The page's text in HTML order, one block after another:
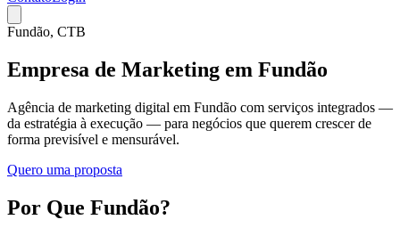
Fundão, CTB
Empresa de Marketing em Fundão
Agência de marketing digital em Fundão com serviços integrados —
da estratégia à execução — para negócios que querem crescer de
forma previsível e mensurável.
Quero uma proposta
Por Que Fundão?